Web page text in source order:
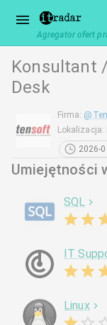
Agregator ofert
Konsultant
Desk
Firma: @
Lokalizacja:
2026-
Umiejętności
SQL
IT
Linux